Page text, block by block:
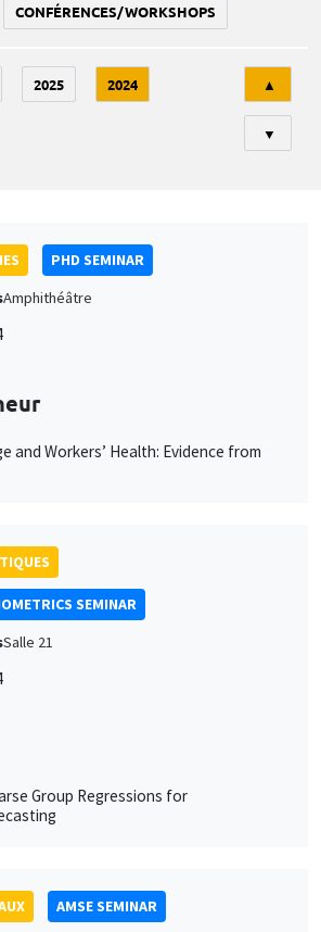
CONFÉRENCES/WORKSHOPS
2025 2024 ▲
▼
PHD SEMINAR
Amphithéâtre
and Workers’ Health: Evidence from
SEMINAR
Salle 21
Group Regressions for
AMSE SEMINAR